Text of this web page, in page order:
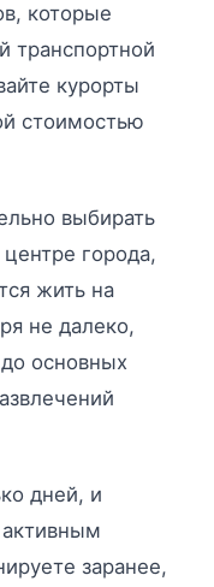
которые
транспортной
курорты
стоимостью
выбирать
города,
жить на
не далеко,
основных
дней, и
активным
заранее,